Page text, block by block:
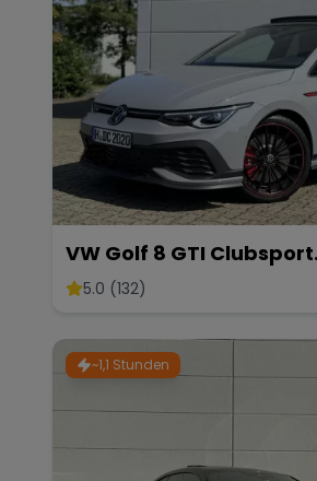
VW Golf 8 GTI Clubsport
Akrapovic
5.0 (132)
~1,1 Stunden